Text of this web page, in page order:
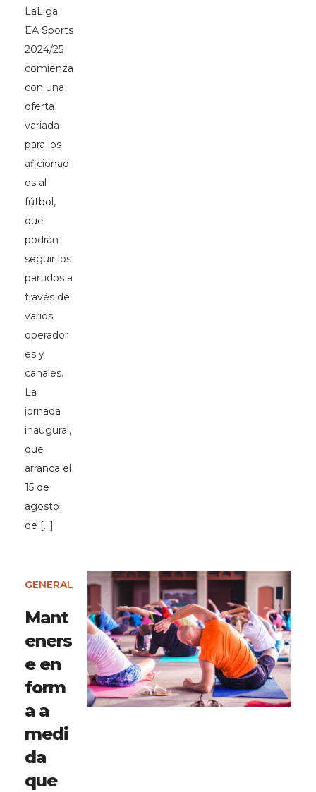
LaLiga
EA Sports
2024/25
comienza
con una
oferta
variada
para los
aficionad
os al
fútbol,
que
podrán
seguir los
partidos a
través de
varios
operador
es y
canales.
La
jornada
inaugural,
que
arranca el
15 de
agosto
de […]
GENERAL
Mant
eners
e en
form
a a
medi
da
que